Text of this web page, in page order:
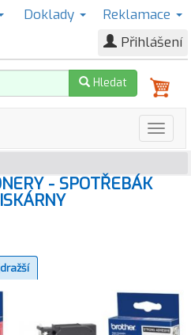
Doklady
Reklamace
Přihlášení
Hledat
- SPOTŘEBÁK